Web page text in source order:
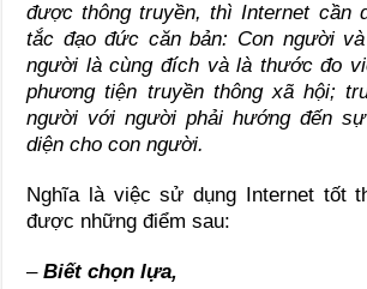
được thông truyền, thì Internet cần
tắc đạo đức căn bản: Con người
người là cùng đích và là thước đo
phương tiện truyền thông xã hội;
người với người phải hướng đến
diện cho con người.
Nghĩa là việc sử dụng Internet tốt
được những điểm sau:
–Biết chọn lựa,